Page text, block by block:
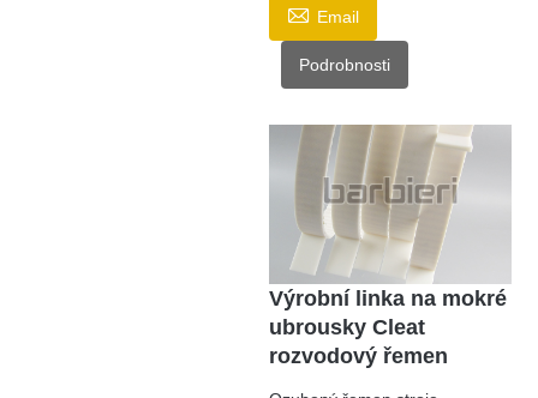
 Email
Podrobnosti
Výrobní linka na mokré
ubrousky Cleat
rozvodový řemen